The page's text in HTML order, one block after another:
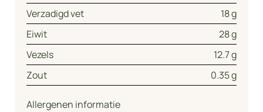
Verzadigd vet
18 g
Eiwit
28 g
Vezels
12.7 g
Zout
0.35 g
Allergenen informatie